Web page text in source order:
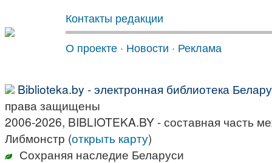
Контакты редакции
О проекте · Новости · Реклама
Biblioteka.by - электронная библиотека
права защищены
2006-2026, BIBLIOTEKA.BY - составная часть
Либмонстр (открыть карту)
Сохраняя наследие Беларуси